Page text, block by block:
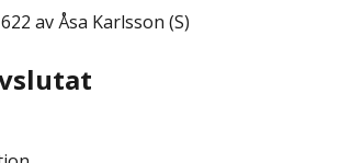
av Åsa Karlsson (S)